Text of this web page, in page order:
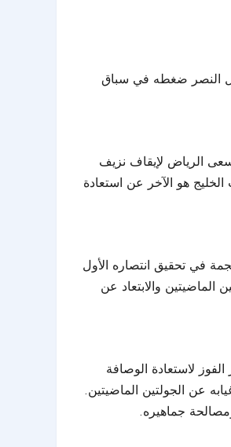
يواصل النصر ضغطه في سباق
الخليج (9) برصيد 26 نقطة، على ملعب مدينة الأمير فيصل بن فهد بالرياض عند 4:55 مساءً. ويسعى الرياض لإيقاف نزيف
الخليج هو الآخر عن استعادة
نقطة على ملعب مدينة الملك عبدالله الرياضية ببريدة عند 6:35 مساءً. ويأمل النجمة في تحقيق انتصاره الأول
والابتعاد عن
«ميدان تمويل الأولى» عند 8:30 مساءً. ويستهدف النصر الفوز لاستعادة الوصافة
عن الجولتين الماضيتين.
جماهيره.